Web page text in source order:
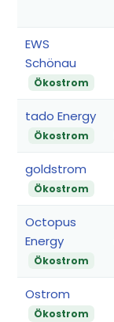
EWS
Schönau
Ökostrom
tado Energy
Ökostrom
goldstrom
Ökostrom
Octopus
Energy
Ökostrom
Ostrom
Ökostrom